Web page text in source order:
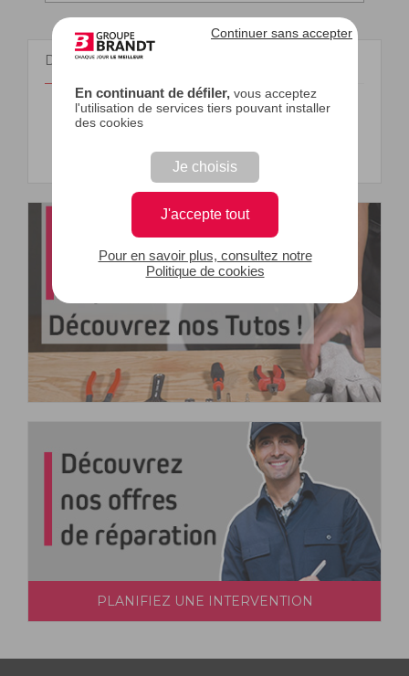
En continuant de défiler, vous acceptez
l'utilisation de services tiers pouvant installer
des cookies
Je choisis
J'accepte tout
Continuer sans accepter
Pour en savoir plus, consultez notre
Politique de cookies
DOCUMENTS
Vues éclatées, pièces détachées (1)
PLANIFIEZ UNE INTERVENTION